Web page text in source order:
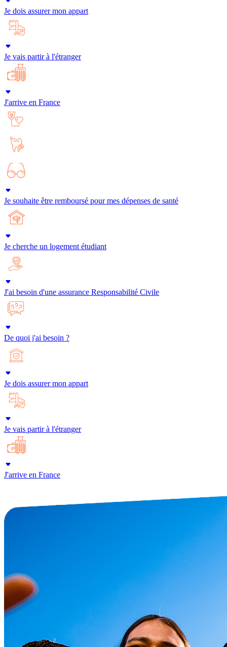
Je dois assurer mon appart
Je vais partir à l'étranger
J'arrive en France
Je souhaite être remboursé pour mes dépenses de santé
Je cherche un logement étudiant
J'ai besoin d'une assurance Responsabilité Civile
De quoi j'ai besoin ?
Je dois assurer mon appart
Je vais partir à l'étranger
J'arrive en France